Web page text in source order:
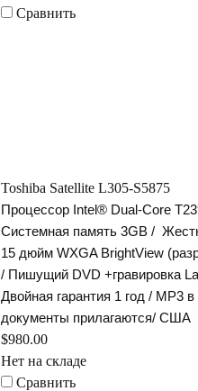
Сравнить
Toshiba Satellite L305-S5875
Процессор Intel® Dual-Core
Системная память 3GB /
15 дюйм WXGA BrightView
/ Пишущий DVD +гравировка
Двойная гарантия 1 год / MP3
документы прилагаются/ США
$980.00
Нет на складе
Сравнить